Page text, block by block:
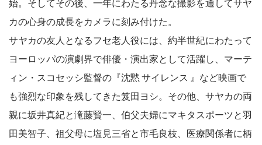
始。そしてその後、一年にわたる丹念な撮影を通してサヤ
カの心身の成長をカメラに刻み付けた。
サヤカの友人となるフセ老人役には、約半世紀にわたって
ヨーロッパの演劇界で俳優・演出家として活躍し、マーテ
ィン・スコセッシ監督の『沈黙 サイレンス 』など映画で
も強烈な印象を残してきた笈田ヨシ。その他、サヤカの両
親に坂井真紀と滝藤賢一、伯父夫婦にマキタスポーツと羽
田美智子、祖父母に塩見三省と市毛良枝、医療関係者に柄